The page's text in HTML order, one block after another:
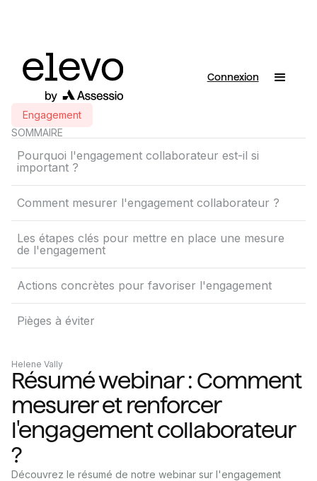
Connexion
Engagement
SOMMAIRE
Pourquoi l'engagement collaborateur est-il si
important ?
Comment mesurer l'engagement collaborateur ?
Les étapes clés pour mettre en place une mesure
de l'engagement
Actions concrètes pour favoriser l'engagement
Pièges à éviter
Helene Vally
Résumé webinar : Comment
mesurer et renforcer
l'engagement collaborateur
?
Découvrez le résumé de notre webinar sur l'engagement